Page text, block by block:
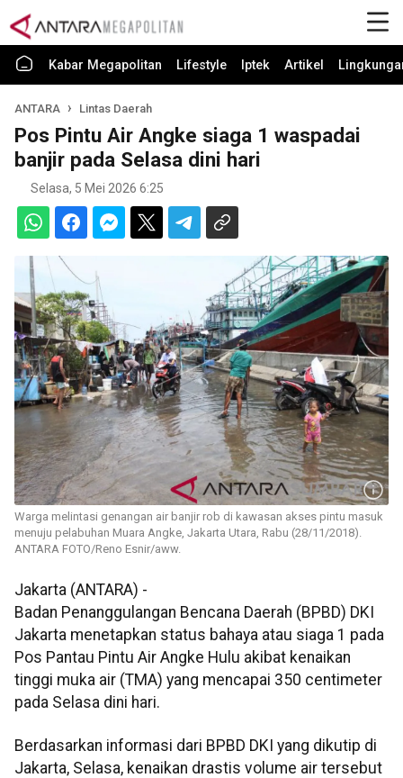
Kabar Megapolitan Lifestyle Iptek Artikel
ANTARA Lintas Daerah
Pos Pintu Air Angke siaga 1 waspadai
banjir pada Selasa dini hari
Selasa, 5 Mei 2026 6:25
Warga melintasi genangan air banjir rob di kawasan akses pintu masuk
menuju pelabuhan Muara Angke, Jakarta Utara, Rabu (28/11/2018).
ANTARA FOTO/Reno Esnir/aww.
Jakarta (ANTARA) -
Badan Penanggulangan Bencana Daerah (BPBD) DKI
Jakarta menetapkan status bahaya atau siaga 1 pada
Pos Pantau Pintu Air Angke Hulu akibat kenaikan
tinggi muka air (TMA) yang mencapai 350 centimeter
pada Selasa dini hari.
Berdasarkan informasi dari BPBD DKI yang dikutip di
Jakarta, Selasa, kenaikan drastis volume air tersebut